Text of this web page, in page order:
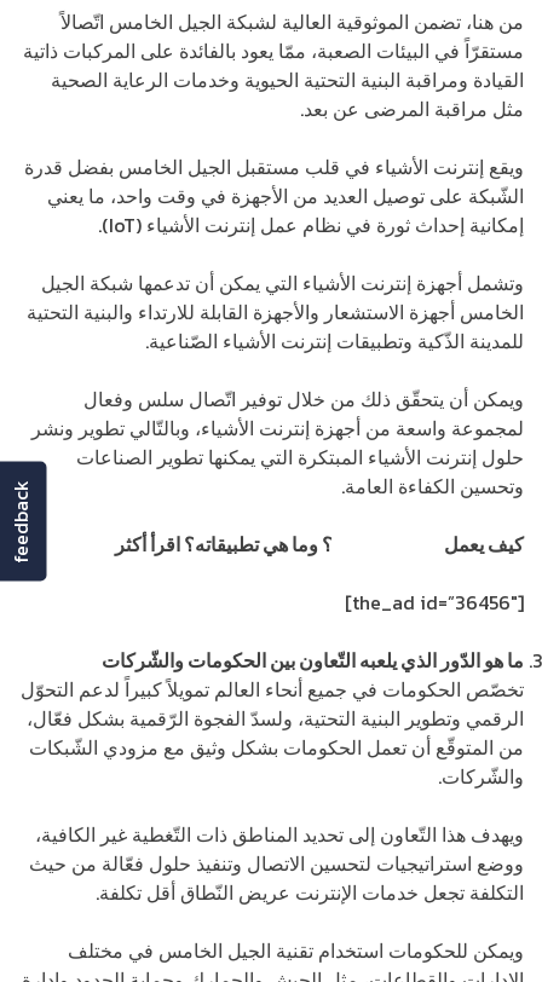
من هنا، تضمن الموثوقية العالية لشبكة الجيل الخامس اتّصالاً
مستقرّاً في البيئات الصعبة، ممّا يعود بالفائدة على المركبات ذاتية
القيادة ومراقبة البنية التحتية الحيوية وخدمات الرعاية الصحية
مثل مراقبة المرضى عن بعد.
ويقع إنترنت الأشياء في قلب مستقبل الجيل الخامس بفضل قدرة
الشّبكة على توصيل العديد من الأجهزة في وقت واحد، ما يعني
إمكانية إحداث ثورة في نظام عمل إنترنت الأشياء (IoT).
وتشمل أجهزة إنترنت الأشياء التي يمكن أن تدعمها شبكة الجيل
الخامس أجهزة الاستشعار والأجهزة القابلة للارتداء والبنية التحتية
للمدينة الذّكية وتطبيقات إنترنت الأشياء الصّناعية.
ويمكن أن يتحقّق ذلك من خلال توفير اتّصال سلس وفعال
لمجموعة واسعة من أجهزة إنترنت الأشياء، وبالتّالي تطوير ونشر
حلول إنترنت الأشياء المبتكرة التي يمكنها تطوير الصناعات
وتحسين الكفاءة العامة.
كيف يعمل
؟ وما هي تطبيقاته؟ اقرأ أكثر
[the_ad id=”36456″]
ما هو الدّور الذي يلعبه التّعاون بين الحكومات والشّركات
تخصّص الحكومات في جميع أنحاء العالم تمويلاً كبيراً لدعم التحوّل
الرقمي وتطوير البنية التحتية، ولسدّ الفجوة الرّقمية بشكل فعّال،
من المتوقّع أن تعمل الحكومات بشكل وثيق مع مزودي الشّبكات
والشّركات.
ويهدف هذا التّعاون إلى تحديد المناطق ذات التّغطية غير الكافية،
ووضع استراتيجيات لتحسين الاتصال وتنفيذ حلول فعّالة من حيث
التكلفة تجعل خدمات الإنترنت عريض النّطاق أقل تكلفة.
ويمكن للحكومات استخدام تقنية الجيل الخامس في مختلف
feedback